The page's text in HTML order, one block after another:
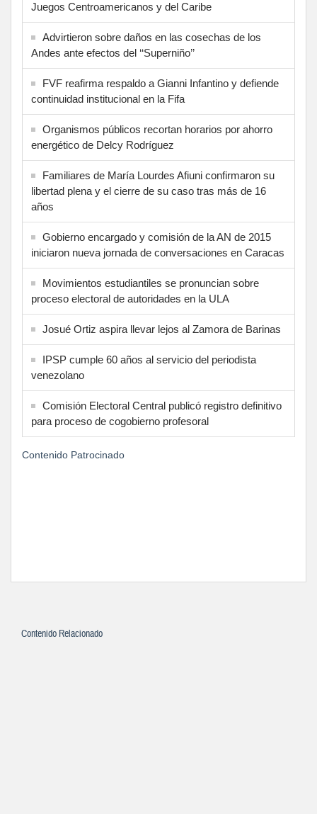
Juegos Centroamericanos y del Caribe
Advirtieron sobre daños en las cosechas de los
Andes ante efectos del ‘‘Superniño’’
FVF reafirma respaldo a Gianni Infantino y defiende
continuidad institucional en la Fifa
Organismos públicos recortan horarios por ahorro
energético de Delcy Rodríguez
Familiares de María Lourdes Afiuni confirmaron su
libertad plena y el cierre de su caso tras más de 16
años
Gobierno encargado y comisión de la AN de 2015
iniciaron nueva jornada de conversaciones en Caracas
Movimientos estudiantiles se pronuncian sobre
proceso electoral de autoridades en la ULA
Josué Ortiz aspira llevar lejos al Zamora de Barinas
IPSP cumple 60 años al servicio del periodista
venezolano
Comisión Electoral Central publicó registro definitivo
para proceso de cogobierno profesoral
Contenido Patrocinado
Contenido Relacionado